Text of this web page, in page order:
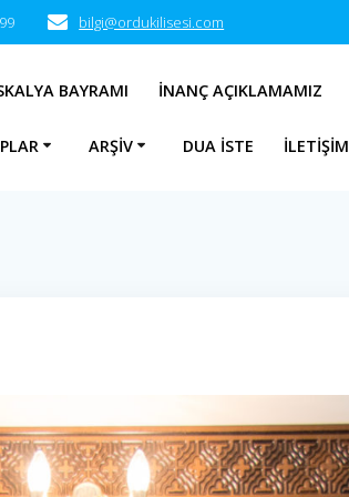
bilgi@ordukilisesi.com
BAYRAMI İNANÇ AÇIKLAMAMIZ
ARŞIV DUA İSTE İLETIŞIM